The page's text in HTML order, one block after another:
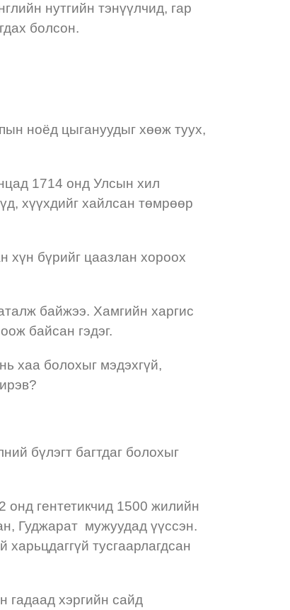
нутгийн тэнүүлчид, гар
болсон.
ноёд цыгануудыг хөөж туух,
1714 онд Улсын хил
хүүхдийг хайлсан төмрөөр
хүн бүрийг цаазлан хороох
байжээ. Хамгийн харгис
байсан гэдэг.
хаа болохыг мэдэхгүй,
бүлэгт багтдаг болохыг
гентетикчид 1500 жилийн
Гуджарат мужуудад үүссэн.
тусгаарлагдсан
гадаад хэргийн сайд